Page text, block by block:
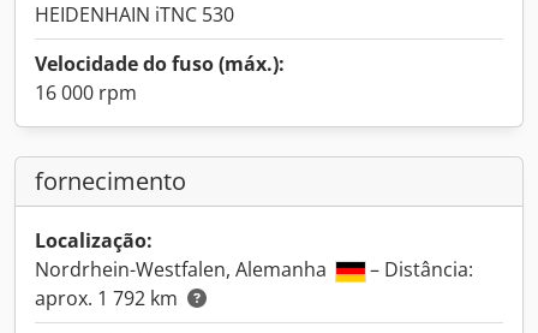
HEIDENHAIN iTNC 530
Velocidade do fuso (máx.):
16 000 rpm
fornecimento
Localização:
Nordrhein-Westfalen, Alemanha
– Distância:
aprox. 1 792 km